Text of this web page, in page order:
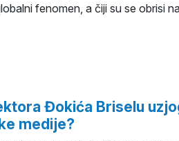
fenomen, a čiji su se obrisi
Đokića Briselu
medije?